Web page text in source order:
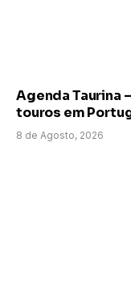
Agenda Taurina
touros em
8 de Agosto, 2026